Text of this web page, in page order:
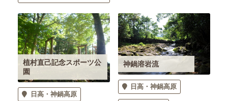
植村直己記念スポーツ公
園
日高・神鍋高原
神鍋溶岩流
日高・神鍋高原